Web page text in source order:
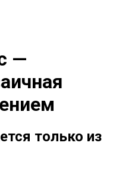
—
только из